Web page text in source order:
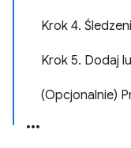
Krok 4.
Krok 5. Dodaj
(Opcjonalnie)